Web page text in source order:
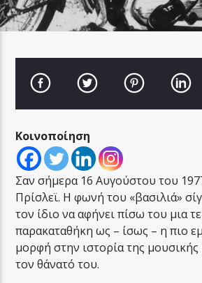
LA FAMIGLIA ΝΗΣΙΩΤΙΚΑ
Κοινοποίηση
Σαν σήμερα 16 Αυγούστου του
Πρίσλεϊ. Η φωνή του «βασιλιά»
τον ίδιο να αφήνει πίσω του μια
παρακαταθήκη ως – ίσως – η πιο
μορφή στην ιστορία της μουσικής
τον θάνατό του.